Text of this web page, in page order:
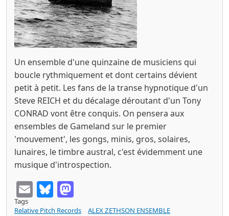
Un ensemble d'une quinzaine de musiciens qui
boucle rythmiquement et dont certains dévient
petit à petit. Les fans de la transe hypnotique d'un
Steve REICH et du décalage déroutant d'un Tony
CONRAD vont être conquis. On pensera aux
ensembles de Gameland sur le premier
'mouvement', les gongs, minis, gros, solaires,
lunaires, le timbre austral, c'est évidemment une
musique d'introspection.
EmailBluesky
Tags
Relative Pitch Records
ALEX ZETHSON ENSEMBLE